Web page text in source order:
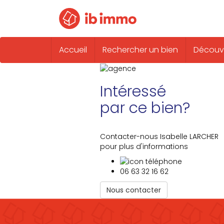
Accueil Rechercher un bien
Intéressé
par ce bien?
Contacter-nous Isabelle LARCHER
pour plus d'informations
06 63 32 16 62
Nous contacter